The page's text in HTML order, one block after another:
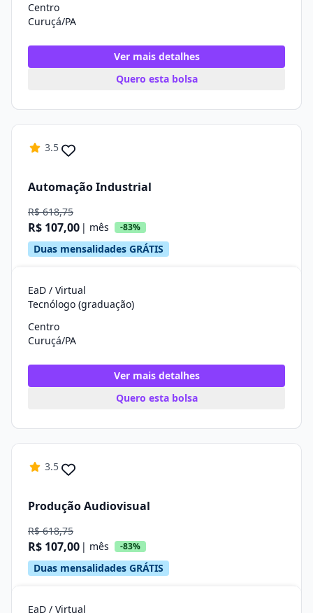
Centro
Curuçá/PA
Ver mais detalhes
Quero esta bolsa
3.5
Automação Industrial
R$ 618,75
R$ 107,00 | mês -83%
Duas mensalidades GRÁTIS
EaD / Virtual
Tecnólogo (graduação)
Centro
Curuçá/PA
Ver mais detalhes
Quero esta bolsa
3.5
Produção Audiovisual
R$ 618,75
R$ 107,00 | mês -83%
Duas mensalidades GRÁTIS
EaD / Virtual